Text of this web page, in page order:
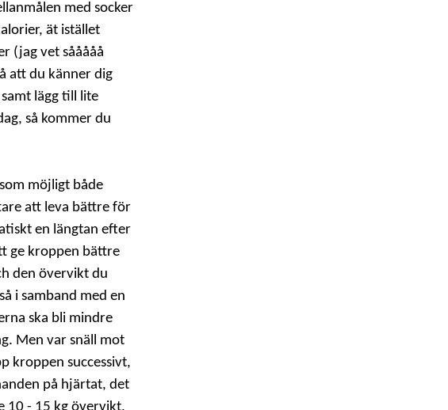
med socker
ät istället
(jag vet sååååå
att du känner dig
lägg till lite
så kommer du
möjligt både
att leva bättre för
en längtan efter
ge kroppen bättre
den övervikt du
i samband med en
ska bli mindre
Men var snäll mot
kroppen successivt,
på hjärtat, det